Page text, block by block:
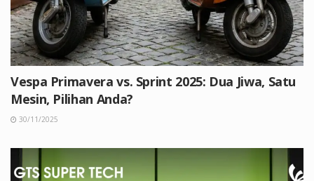
Vespa Primavera vs. Sprint 2025: Dua Jiwa, Satu
Mesin, Pilihan Anda?
30/11/2025